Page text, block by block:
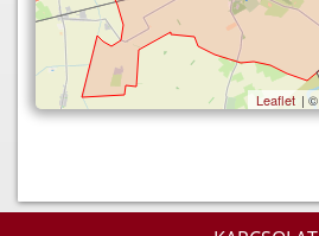
Leaflet | ©